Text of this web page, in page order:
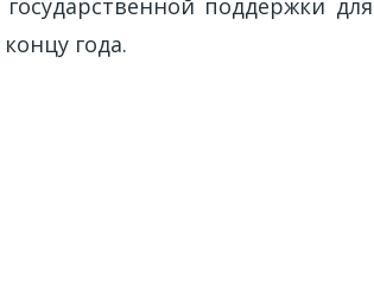
поддержки для
года.